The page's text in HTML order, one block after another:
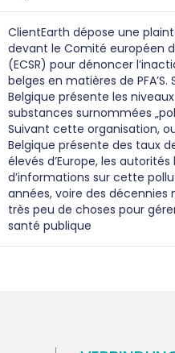
ClientEarth dépose une
devant le Comité européen
(ECSR) pour dénoncer
belges en matières de PFA’S.
Belgique présente les niveaux
substances surnommées
Suivant cette organisation,
Belgique présente des taux
élevés d’Europe, les
d’informations sur cette
années, voire des décennies
très peu de choses pour
santé publique